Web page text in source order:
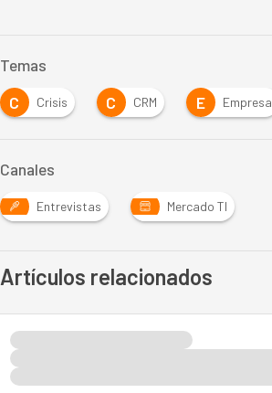
Temas
C Crisis C CRM E Empresa
Canales
Entrevistas Mercado TI
Artículos relacionados